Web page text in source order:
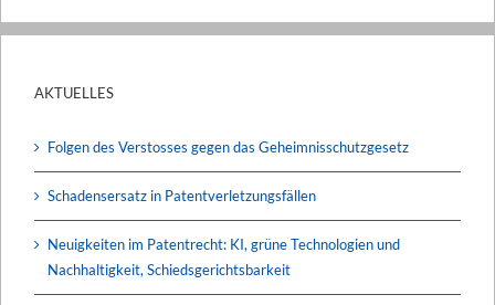
AKTUELLES
Folgen des Verstosses gegen das Geheimnisschutzgesetz
Schadensersatz in Patentverletzungsfällen
Neuigkeiten im Patentrecht: KI, grüne Technologien und
Nachhaltigkeit, Schiedsgerichtsbarkeit